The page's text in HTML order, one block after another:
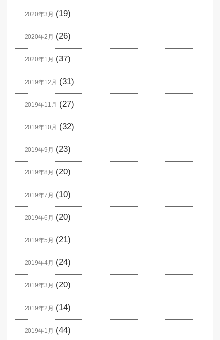
2020年3月 (19)
2020年2月 (26)
2020年1月 (37)
2019年12月 (31)
2019年11月 (27)
2019年10月 (32)
2019年9月 (23)
2019年8月 (20)
2019年7月 (10)
2019年6月 (20)
2019年5月 (21)
2019年4月 (24)
2019年3月 (20)
2019年2月 (14)
2019年1月 (44)